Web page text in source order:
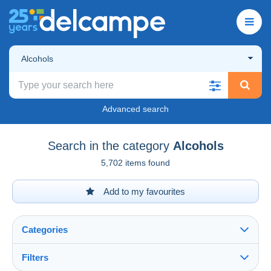
Alcohols
Advanced search
Search in the category Alcohols
5,702 items found
Add to my favourites
Categories
Filters